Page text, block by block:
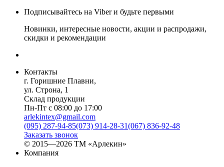
Подписывайтесь на Viber и будьте первыми
Новинки, интересные новости, акции и распродажи,
скидки и рекомендации
Контакты
г. Горишние Плавни,
ул. Строна, 1
Склад продукции
Пн-Пт с 08:00 до 17:00
arlekintex@gmail.com
(095) 287-94-85(073) 914-28-31(067) 836-92-48
Заказать звонок
© 2015—2026 ТМ «Арлекин»
Компания